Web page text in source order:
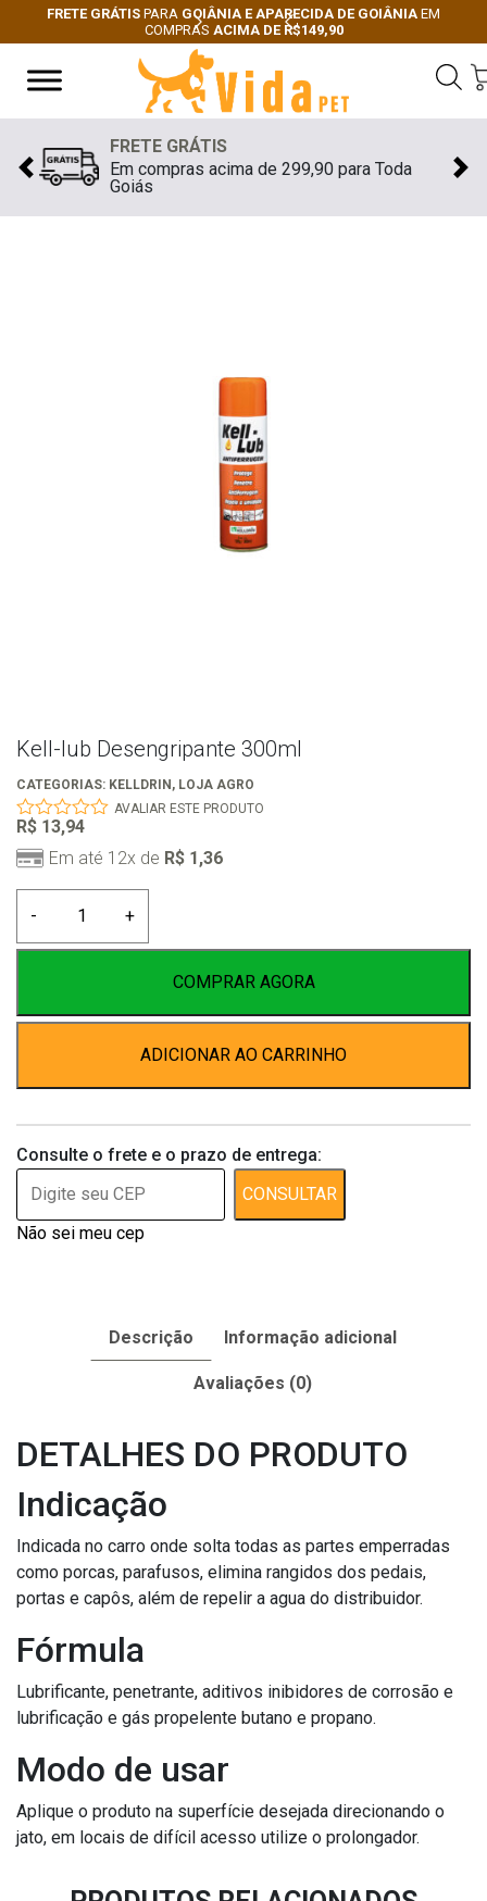
FRETE GRÁTIS PARA GOIÂNIA E APARECIDA DE GOIÂNIA EM
COMPRAS ACIMA DE R$149,90
Previous
Next
FRETE GRÁTIS
Em compras acima de 299,90 para Toda
Goiás
Previous
Kell-lub Desengripante 300ml
CATEGORIAS: KELLDRIN , LOJA AGRO
0
out
of
AVALIAR ESTE PRODUTO
R$ 13,94
Em até 12x de R$ 1,36
-
Desengripante
+
COMPRAR AGORA
ADICIONAR AO CARRINHO
Consulte o frete e o prazo de entrega:
CONSULTAR
Não sei meu cep
Descrição Informação adicional
Avaliações (0)
DETALHES DO PRODUTO
Indicação
Indicada no carro onde solta todas as partes emperradas
como porcas, parafusos, elimina rangidos dos pedais,
portas e capôs, além de repelir a agua do distribuidor.
Fórmula
Lubrificante, penetrante, aditivos inibidores de corrosão e
lubrificação e gás propelente butano e propano.
Modo de usar
Aplique o produto na superfície desejada direcionando o
jato, em locais de difícil acesso utilize o prolongador.